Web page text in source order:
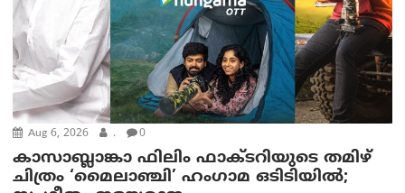
Aug 6, 2026 . 0
കാസാബ്ലാങ്കാ ഫിലിം ഫാക്ടറിയുടെ തമിഴ്
ചിത്രം ‘മൈലാഞ്ചി’ ഹംഗാമ ഒടിടിയിൽ;